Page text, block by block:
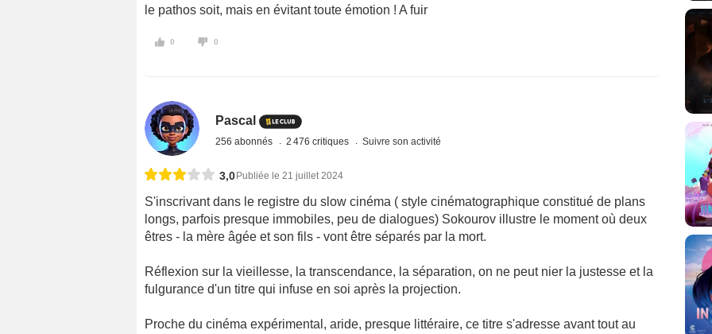
le pathos soit, mais en évitant toute émotion ! A fuir
0 0
Pascal
256 abonnés 2 476 critiques Suivre son activité
3,0 Publiée le 21 juillet 2024
S'inscrivant dans le registre du slow cinéma ( style cinématographique constitué de plans
longs, parfois presque immobiles, peu de dialogues) Sokourov illustre le moment où deux
êtres - la mère âgée et son fils - vont être séparés par la mort.
Réflexion sur la vieillesse, la transcendance, la séparation, on ne peut nier la justesse et la
fulgurance d'un titre qui infuse en soi après la projection.
Proche du cinéma expérimental, aride, presque littéraire, ce titre s'adresse avant tout au